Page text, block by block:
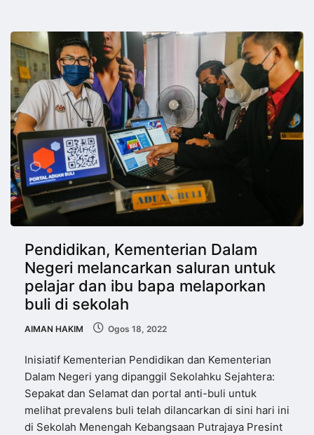
Pendidikan, Kementerian Dalam
Negeri melancarkan saluran untuk
pelajar dan ibu bapa melaporkan
buli di sekolah
AIMAN HAKIM Ogos 18, 2022
Inisiatif Kementerian Pendidikan dan Kementerian
Dalam Negeri yang dipanggil Sekolahku Sejahtera:
Sepakat dan Selamat dan portal anti-buli untuk
melihat prevalens buli telah dilancarkan di sini hari ini
di Sekolah Menengah Kebangsaan Putrajaya Presint